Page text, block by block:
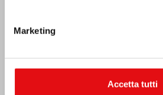
Marketing
Accetta tutti